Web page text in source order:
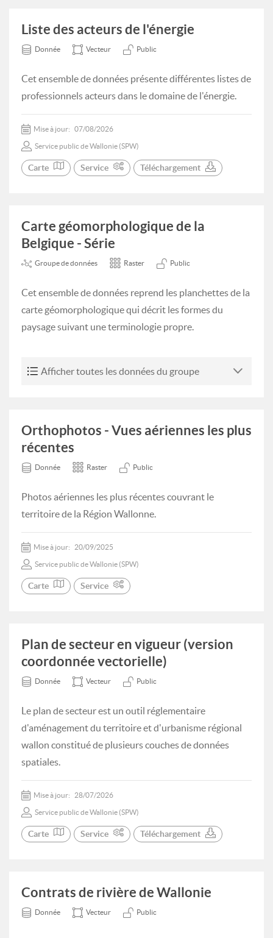
Liste des acteurs de l'énergie
Donnée Vecteur Public
Cet ensemble de données présente différentes listes de
professionnels acteurs dans le domaine de l'énergie.
Mise à jour: 07/08/2026
Service public de Wallonie (SPW)
Carte Service Téléchargement
Carte géomorphologique de la
Belgique - Série
Groupe de données Raster Public
Cet ensemble de données reprend les planchettes de la
carte géomorphologique qui décrit les formes du
paysage suivant une terminologie propre.
Afficher toutes les données du groupe
Orthophotos - Vues aériennes les plus
récentes
Donnée Raster Public
Photos aériennes les plus récentes couvrant le
territoire de la Région Wallonne.
Mise à jour: 20/09/2025
Service public de Wallonie (SPW)
Carte Service
Plan de secteur en vigueur (version
coordonnée vectorielle)
Donnée Vecteur Public
Le plan de secteur est un outil réglementaire
d'aménagement du territoire et d'urbanisme régional
wallon constitué de plusieurs couches de données
spatiales.
Mise à jour: 28/07/2026
Service public de Wallonie (SPW)
Carte Service Téléchargement
Contrats de rivière de Wallonie
Donnée Vecteur Public